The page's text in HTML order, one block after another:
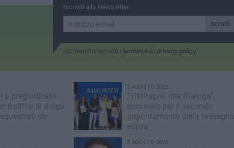
Iscriviti alla Newsletter
Iscriviti
Iscrivendoti accetti i termini e la privacy policy
a pregiudicato
traffico di droga
tre
5 AGOSTO 2026
“Trinitapoli che Dialoga”,
successo per il secondo
appuntamento della rassegna
estiva
5 AGOSTO 2026